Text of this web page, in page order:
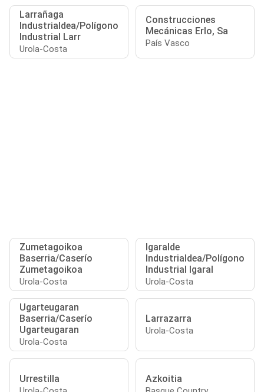
Larrañaga
Industrialdea/Polígono
Industrial Larr
Urola-Costa
Construcciones
Mecánicas Erlo, Sa
País Vasco
Zumetagoikoa
Baserria/Caserío
Zumetagoikoa
Urola-Costa
Igaralde
Industrialdea/Polígono
Industrial Igaral
Urola-Costa
Ugarteugaran
Baserria/Caserío
Ugarteugaran
Urola-Costa
Larrazarra
Urola-Costa
Urrestilla Azkoitia